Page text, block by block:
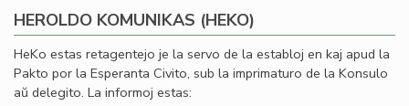
HEROLDO KOMUNIKAS (HEKO)
HeKo estas retagentejo je la servo de la establoj en kaj apud la
Pakto por la Esperanta Civito, sub la imprimaturo de la Konsulo
aŭ delegito. La informoj estas: